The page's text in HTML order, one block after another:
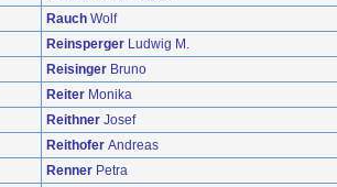
Rauch Wolf
Reinsperger Ludwig M.
Reisinger Bruno
Reiter Monika
Reithner Josef
Reithofer Andreas
Renner Petra